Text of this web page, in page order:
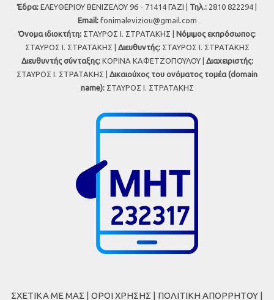
Έδρα: ΕΛΕΥΘΕΡΙΟΥ ΒΕΝΙΖΕΛΟΥ 96 - 71414 ΓΑΖΙ | Τηλ.: 2810 822294 |
Εmail: fonimaleviziou@gmail.com
Όνομα ιδιοκτήτη: ΣΤΑΥΡΟΣ Ι. ΣΤΡΑΤΑΚΗΣ | Νόμιμος εκπρόσωπος:
ΣΤΑΥΡΟΣ Ι. ΣΤΡΑΤΑΚΗΣ | Διευθυντής:ΣΤΑΥΡΟΣ Ι. ΣΤΡΑΤΑΚΗΣ
Διευθυντής σύνταξης:ΚΟΡΙΝΑ ΚΑΦΕΤΖΟΠΟΥΛΟΥ | Διαχειριστής:
ΣΤΑΥΡΟΣ Ι. ΣΤΡΑΤΑΚΗΣ | Δικαιούχος του ονόματος τομέα (domain
name):ΣΤΑΥΡΟΣ Ι. ΣΤΡΑΤΑΚΗΣ
ΣΧΕΤΙΚΑ ΜΕ ΜΑΣ | ΟΡΟΙ ΧΡΗΣΗΣ | ΠΟΛΙΤΙΚΗ ΑΠΟΡΡΗΤΟΥ |